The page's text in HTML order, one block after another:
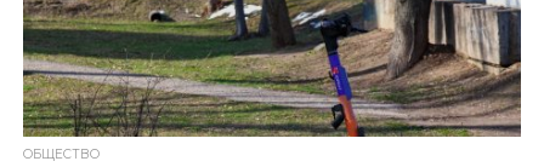
ОБЩЕСТВО